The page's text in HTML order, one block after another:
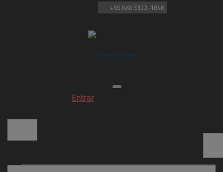
Entrar
+55 (49) 3322-1846